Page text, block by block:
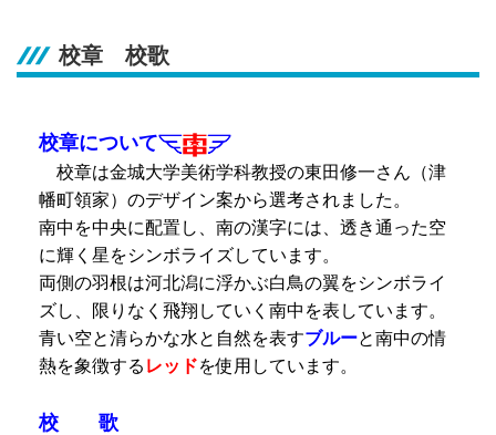
校章 校歌
校章について
校章は金城大学美術学科教授の東田修一さん（津
幡町領家）のデザイン案から選考されました。
南中を中央に配置し、南の漢字には、透き通った空
に輝く星をシンボライズしています。
両側の羽根は河北潟に浮かぶ白鳥の翼をシンボライ
ズし、限りなく飛翔していく南中を表しています。
青い空と清らかな水と自然を表すブルーと南中の情
熱を象徴する レッドを使用しています。
校 歌